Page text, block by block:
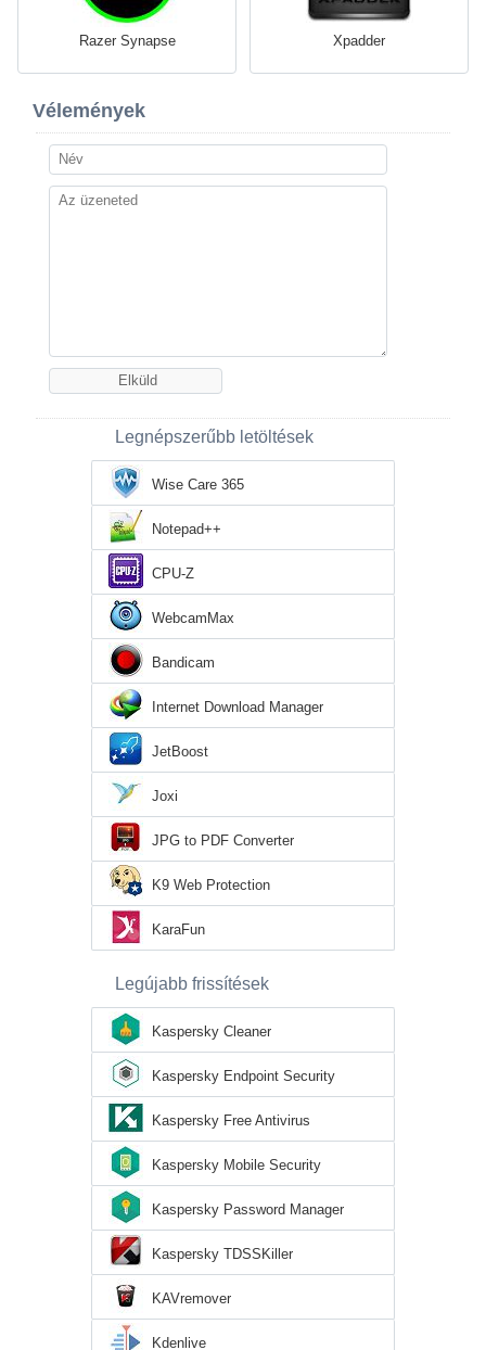
Razer Synapse Xpadder
Vélemények
Legnépszerűbb letöltések
Wise Care 365
Notepad++
CPU-Z
WebcamMax
Bandicam
Internet Download Manager
JetBoost
Joxi
JPG to PDF Converter
K9 Web Protection
KaraFun
Legújabb frissítések
Kaspersky Cleaner
Kaspersky Endpoint Security
Kaspersky Free Antivirus
Kaspersky Mobile Security
Kaspersky Password Manager
Kaspersky TDSSKiller
KAVremover
Kdenlive